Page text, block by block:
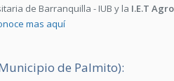
de Barranquilla - IUB y la I.E.T Agro
mas aquí
de Palmito):